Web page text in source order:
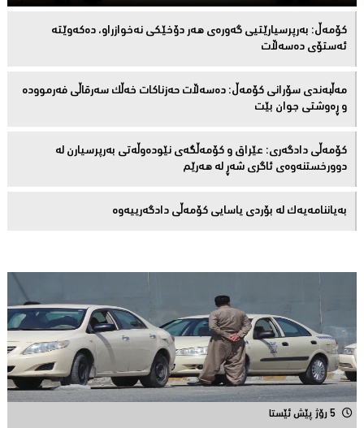
كۆمەڵ: بەرپرسیارێتیی گەورەی هەر دۆخێکی نەخوازراو، دەكەوێتە
ئەستۆی دەسەڵات
مەڵبەندى سۆرانى کۆمەڵ: دەسەڵات حەزناکات خەڵک سەرقاڵى فەرموودە
و ڕەوشتى جوان بێت
کۆمەڵى دادگەرى: عێراق و كۆمەڵگەی نێودەوڵەتی بەرپرسیارن لە
دوورخستنەوەى ئاگری شەڕ لە هەرێم
بەیاننامەیەک لە بۆردی یاسایی کۆمەڵی دادگەرییەوە
5 رۆژ پێش ئێستا